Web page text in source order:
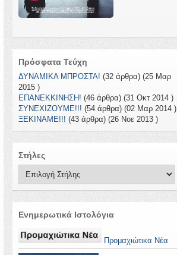
Πρόσφατα Τεύχη
ΔΥΝΑΜΙΚΑ ΜΠΡΟΣΤΑ! (32 άρθρα) (25 Μαρ
2015 )
ΕΠΑΝΕΚΚΙΝΗΣΗ! (46 άρθρα) (31 Οκτ 2014 )
ΣΥΝΕΧΙΖΟΥΜΕ!!! (54 άρθρα) (02 Μαρ 2014 )
ΞΕΚΙΝΑΜΕ!!! (43 άρθρα) (26 Νοε 2013 )
Στήλες
Ενημερωτικά Ιστολόγια
Προμαχιώτικα Νέα